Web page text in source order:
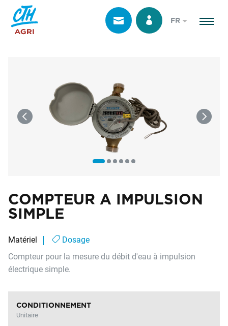
FR
COMPTEUR A IMPULSION
SIMPLE
Matériel
Dosage
Compteur pour la mesure du débit d'eau à impulsion
électrique simple.
CONDITIONNEMENT
Unitaire